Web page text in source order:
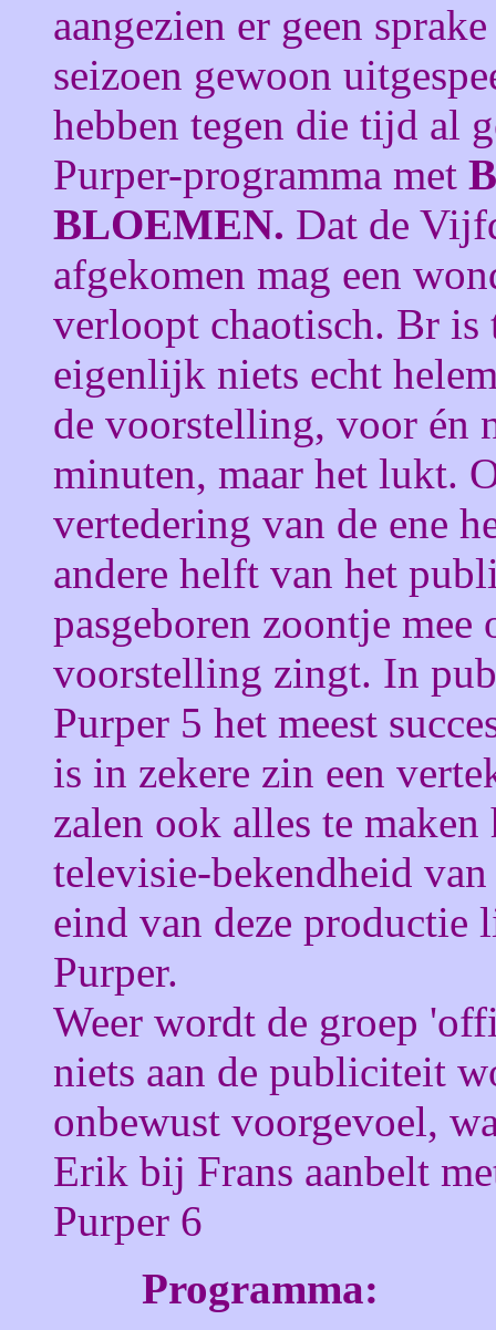
aangezien er geen
seizoen gewoon
hebben tegen die tijd al
Purper-programma met
BLOEMEN. Dat de
afgekomen mag een
verloopt chaotisch. Br is
eigenlijk niets echt
de voorstelling, voor én
minuten, maar het lukt.
vertedering van de ene
andere helft van het
pasgeboren zoontje
voorstelling zingt. In
Purper 5 het meest
is in zekere zin een
zalen ook alles te
televisie-bekendheid
eind van deze productie
Purper.
Weer wordt de groep
niets aan de publiciteit
onbewust voorgevoel,
Erik bij Frans aanbelt
Purper 6
Programma: